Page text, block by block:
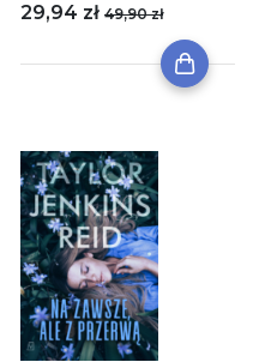
29,94 zł 49,90 zł